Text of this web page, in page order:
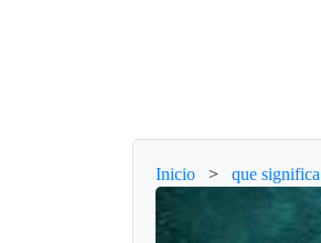
Inicio > que significa